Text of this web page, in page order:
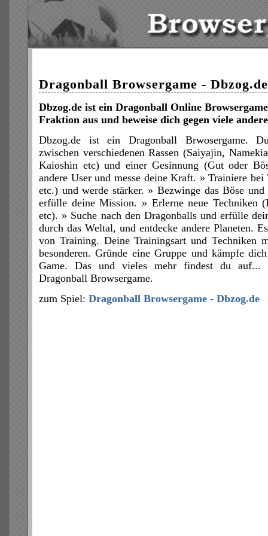
Dragonball Browsergame - Dbzog.de
Dbzog.de ist ein Dragonball Online
Fraktion aus und beweise dich gegen viele
Dbzog.de ist ein Dragonball Brwosergame.
zwischen verschiedenen Rassen (Saiyajin,
Kaioshin etc) und einer Gesinnung (Gut oder
andere User und messe deine Kraft. » Trainiere
etc.) und werde stärker. » Bezwinge das Böse
erfülle deine Mission. » Erlerne neue Techniken
etc). » Suche nach den Dragonballs und erfülle
durch das Weltal, und entdecke andere Planeten.
von Training. Deine Trainingsart und Techniken
besonderen. Gründe eine Gruppe und kämpfe
Game. Das und vieles mehr findest du auf...
Dragonball Browsergame.
zum Spiel: Dragonball Browsergame - Dbzog.de